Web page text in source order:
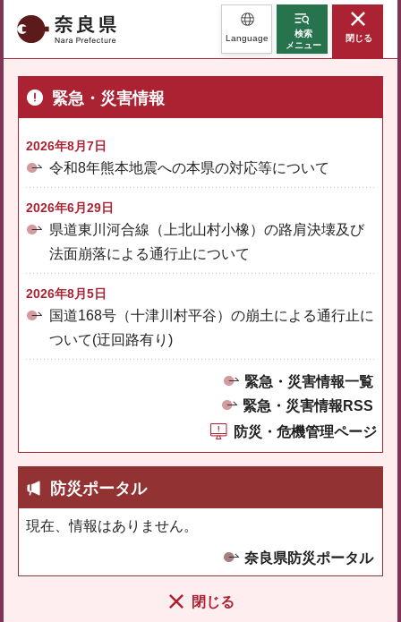
奈良県 Language
検索
メニュー
閉じる
緊急・災害情報
2026年8月7日
令和8年熊本地震への本県の対応等について
2026年6月29日
県道東川河合線（上北山村小橡）の路肩決壊及び
法面崩落による通行止について
2026年8月5日
国道168号（十津川村平谷）の崩土による通行止に
ついて(迂回路有り)
緊急・災害情報一覧
緊急・災害情報RSS
防災・危機管理ページ
防災ポータル
現在、情報はありません。
奈良県防災ポータル
閉じる